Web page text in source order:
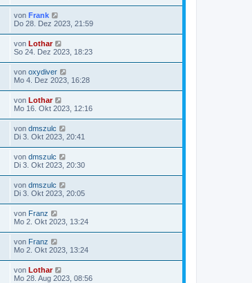
von Frank
Do 28. Dez 2023, 21:59
von Lothar
So 24. Dez 2023, 18:23
von oxydiver
Mo 4. Dez 2023, 16:28
von Lothar
Mo 16. Okt 2023, 12:16
von dmszulc
Di 3. Okt 2023, 20:41
von dmszulc
Di 3. Okt 2023, 20:30
von dmszulc
Di 3. Okt 2023, 20:05
von Franz
Mo 2. Okt 2023, 13:24
von Franz
Mo 2. Okt 2023, 13:24
von Lothar
Mo 28. Aug 2023, 08:56